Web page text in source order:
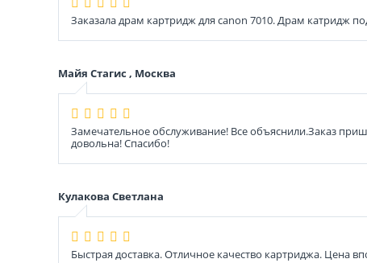
Заказала драм картридж для canon 7010. Драм катридж
Майя Стагис , Москва
Замечательное обслуживание! Все объяснили.Заказ
довольна! Спасибо!
Кулакова Светлана
Быстрая доставка. Отличное качество картриджа. Цена